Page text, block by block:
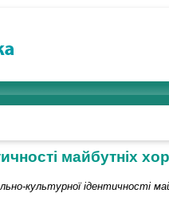
майбутніх
культурної ідентичності